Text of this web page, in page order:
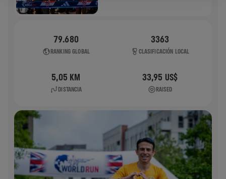
79.680
RANKING GLOBAL
3363
CLASIFICACIÓN LOCAL
5,05 KM
DISTANCIA
33,95 US$
RAISED